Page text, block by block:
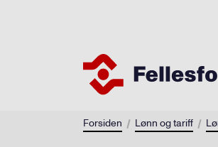
Forsiden Lønn og tariff